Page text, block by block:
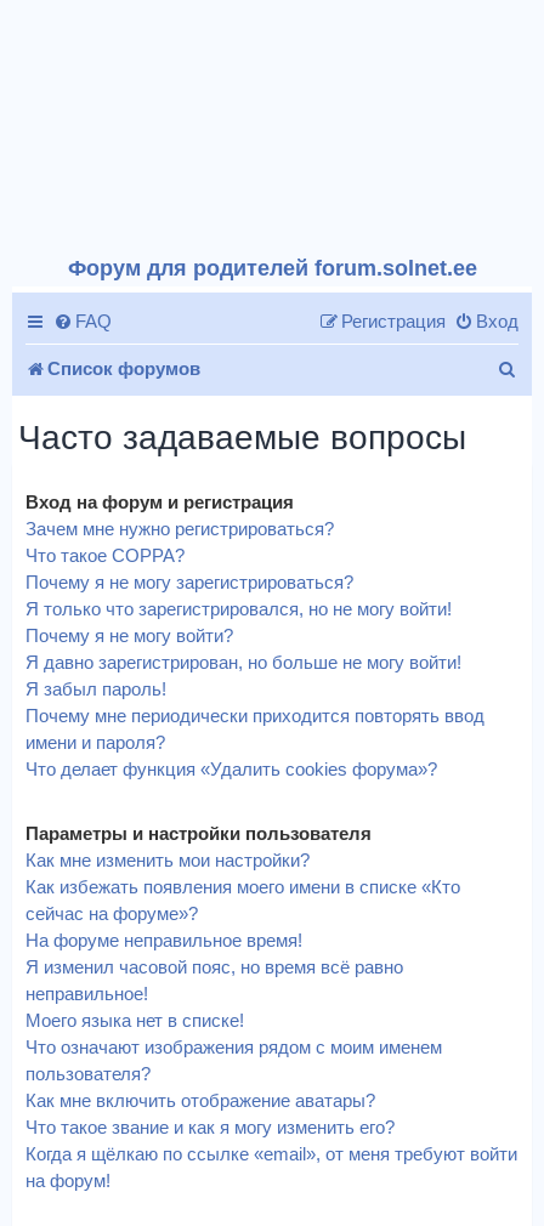
Форум для родителей forum.solnet.ee
FAQ Вход
Регистрация
Список форумов
Часто задаваемые вопросы
Вход на форум и регистрация
Зачем мне нужно регистрироваться?
Что такое COPPA?
Почему я не могу зарегистрироваться?
Я только что зарегистрировался, но не могу войти!
Почему я не могу войти?
Я давно зарегистрирован, но больше не могу войти!
Я забыл пароль!
Почему мне периодически приходится повторять ввод
имени и пароля?
Что делает функция «Удалить cookies форума»?
Параметры и настройки пользователя
Как мне изменить мои настройки?
Как избежать появления моего имени в списке «Кто
сейчас на форуме»?
На форуме неправильное время!
Я изменил часовой пояс, но время всё равно
неправильное!
Моего языка нет в списке!
Что означают изображения рядом с моим именем
пользователя?
Как мне включить отображение аватары?
Что такое звание и как я могу изменить его?
Когда я щёлкаю по ссылке «email», от меня требуют войти
на форум!